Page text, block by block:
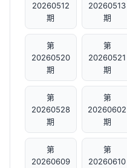
20260512
期
20260513
期
第
20260520
期
第
20260521
期
第
20260528
期
第
20260602
期
第
20260609
第
20260610